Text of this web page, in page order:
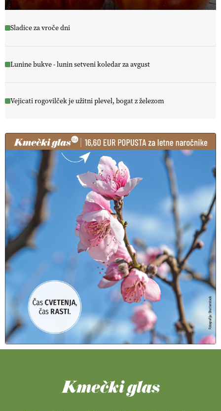
Sladice za vroče dni
Lunine bukve - lunin setveni koledar za avgust
Vejicati rogovilček je užitni plevel, bogat z železom